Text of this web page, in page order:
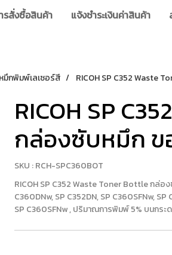
รสั่งซื้อสินค้า แจ้งชำระเงินค่าสินค้า
หมึกพิมพ์เลเซอร์สี RICOH SP C352 Waste
RICOH SP
กล่องซับหมึก ข
SKU : RCH-SPC360BOT
RICOH SP C352 Waste Toner Bottle กล่
C360DNw, SP C352DN, SP C360SFNw,
SP C360SFNw , ปริมาณการพิมพ์ 5% บนกร